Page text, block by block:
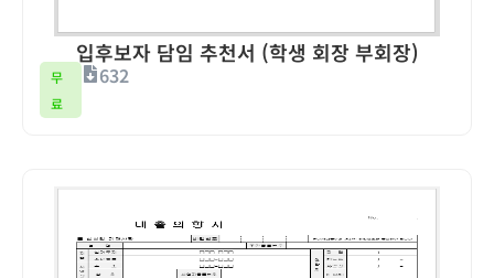
입후보자 담임 추천서 (학생 회장 부회장)
무
료
632